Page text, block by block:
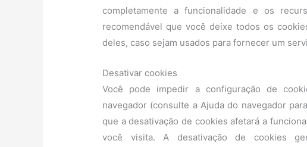
completamente a funcionalidade e os
recomendável que você deixe todos os
deles, caso sejam usados ​​para fornecer um
Desativar cookies
Você pode impedir a configuração de
navegador (consulte a Ajuda do navegador
que a desativação de cookies afetará a
você visita. A desativação de cookies